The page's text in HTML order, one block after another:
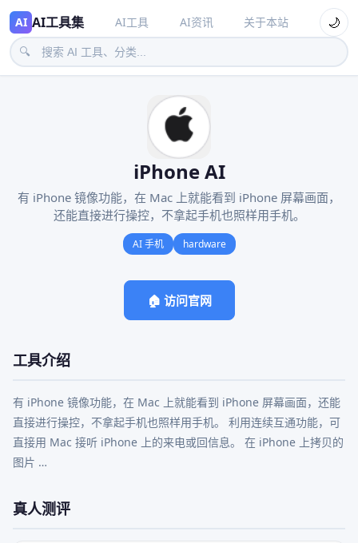
AI AI工具集
🔍
AI工具 AI资讯 关于本站 🌙
iPhone AI
有 iPhone 镜像功能，在 Mac 上就能看到 iPhone 屏幕画面，
还能直接进行操控，不拿起手机也照样用手机。
AI 手机 hardware
🏠 访问官网
工具介绍
有 iPhone 镜像功能，在 Mac 上就能看到 iPhone 屏幕画面，还能
直接进行操控，不拿起手机也照样用手机。 利用连续互通功能，可
直接用 Mac 接听 iPhone 上的来电或回信息。 在 iPhone 上拷贝的
图片 …
真人测评